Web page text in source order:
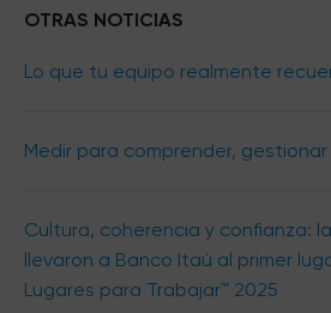
OTRAS NOTICIAS
Lo que tu equipo realmente
Medir para comprender,
Cultura, coherencia y confianza:
llevaron a Banco Itaú al primer
Lugares para Trabajar™ 2025